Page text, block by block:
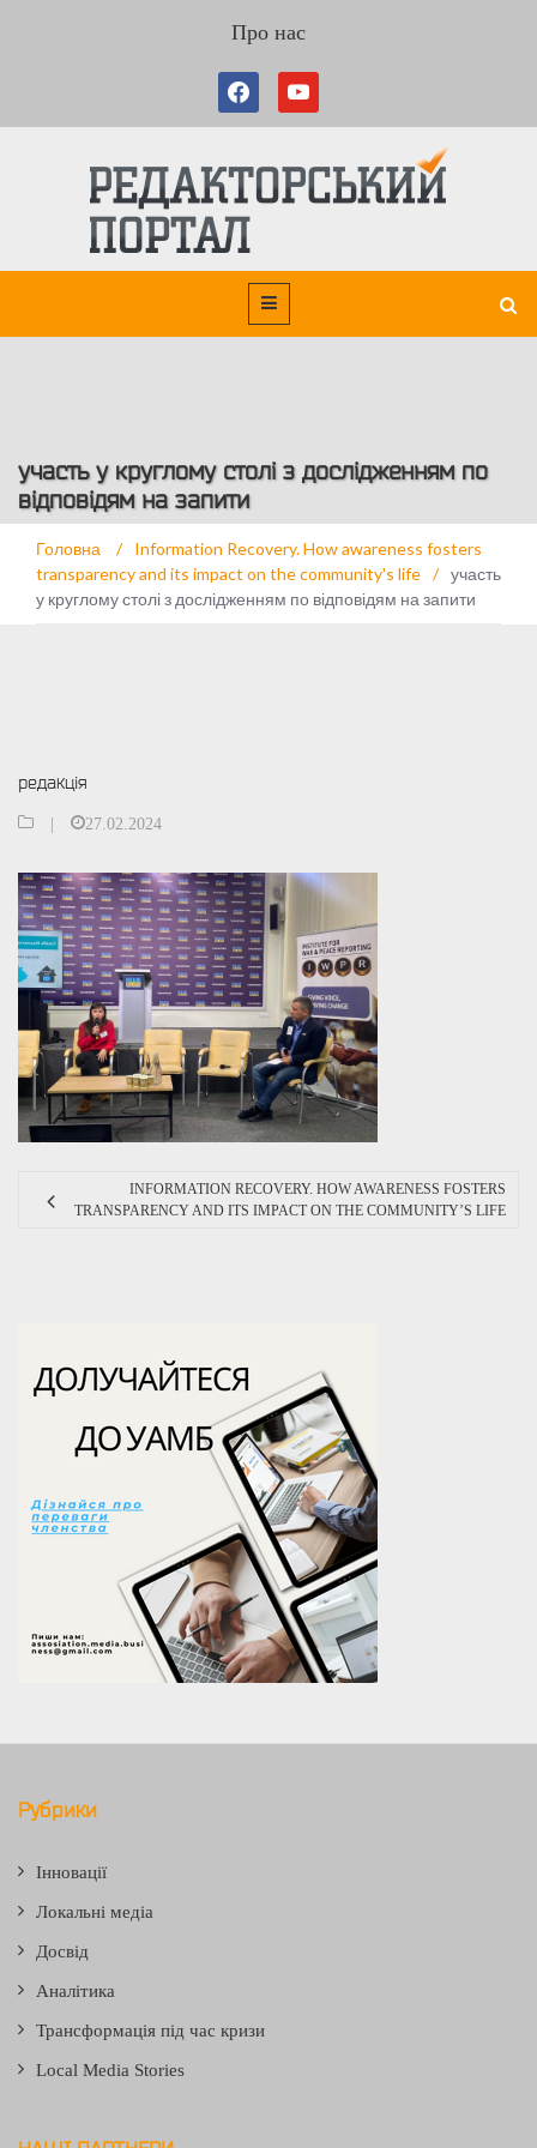
Про нас
участь у круглому столі з дослідженням по
відповідям на запити
Головна /
Information Recovery. How awareness fosters
transparency and its impact on the community's life / участь
у круглому столі з дослідженням по відповідям на запити
редакція
27.02.2024
INFORMATION RECOVERY. HOW AWARENESS FOSTERS
TRANSPARENCY AND ITS IMPACT ON THE COMMUNITY’S LIFE
Рубрики
Інновації
Локальні медіа
Досвід
Аналітика
Трансформація під час кризи
Local Media Stories